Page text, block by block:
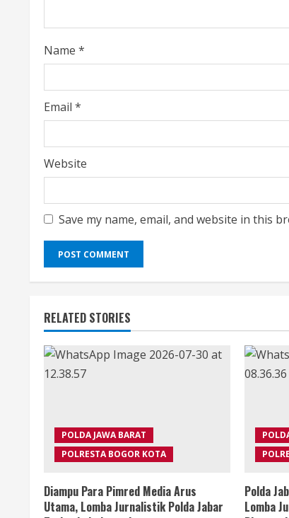
Name *
Email *
Website
Save my name, email, and website in this
RELATED STORIES
POLDA JAWA BARAT
POLRESTA BOGOR KOTA
Diampu Para Pimred Media Arus
Utama, Lomba Jurnalistik Polda Jabar
Polda
Lomba